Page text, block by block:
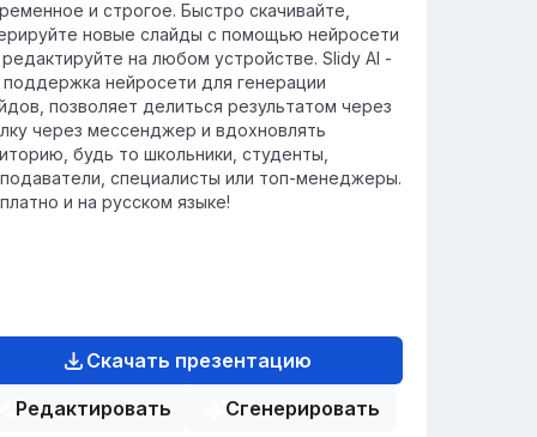
и эффективность.
и строгое. Быстро скачивайте,
новые слайды с помощью нейросети
редактируйте на любом устройстве. Slidy AI -
поддержка нейросети для генерации
позволяет делиться результатом через
через мессенджер и вдохновлять
будь то школьники, студенты,
специалисты или топ-менеджеры.
и на русском языке!
Скачать презентацию
Редактировать
Сгенерировать